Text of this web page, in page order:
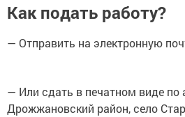
Как подать работу?
— Отправить на электронную
— Или сдать в печатном виде по
Дрожжановский район, село